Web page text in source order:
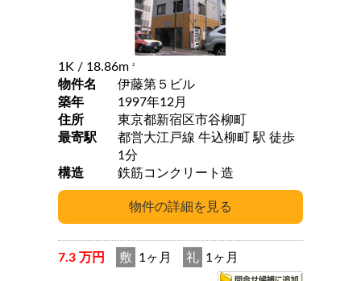
1K / 18.86m 2
物件名
伊藤第５ビル
築年
1997年12月
住所
東京都新宿区市谷柳町
最寄駅
都営大江戸線 牛込柳町 駅 徒歩
1分
構造
鉄筋コンクリート造
7.3 万円 敷 1ヶ月 礼 1ヶ月